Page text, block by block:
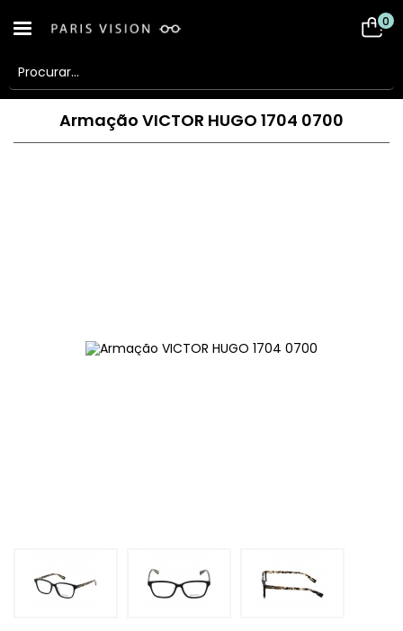
0
Armação VICTOR HUGO 1704 0700